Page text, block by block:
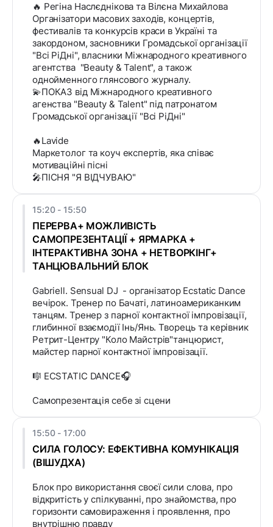
🔥 Регіна Наслєднікова та Вілєна Михайлова
Організатори масових заходів, концертів,
фестивалів та конкурсів краси в Україні та
закордоном, засновники Громадської організації
"Всі РіДні", власники Міжнародного креативного
агентства "Beauty & Talent", а також
однойменного глянсового журналу.
💫ПОКАЗ від Міжнародного креативного
агенства "Beauty & Talent" під патронатом
Громадської організації "Всі РіДні"
🔥Lavide
Маркетолог та коуч експертів, яка співає
мотиваційні пісні
🎤ПІСНЯ "Я ВІДЧУВАЮ"
15:20 - 15:50
ПЕРЕРВА+ МОЖЛИВІСТЬ
САМОПРЕЗЕНТАЦІЇ + ЯРМАРКА +
ІНТЕРАКТИВНА ЗОНА + НЕТВОРКІНГ+
ТАНЦЮВАЛЬНИЙ БЛОК
Gabriell. Sensual DJ - організатор Ecstatic Dance
вечірок. Тренер по Бачаті, латиноамериканким
танцям. Тренер з парної контактної імпровізації,
глибинної взаємодії Інь/Янь. Творець та керівник
Ретрит-Центру "Коло Майстрів"танцюрист,
майстер парної контактної імпровізації.
🎼 ECSTATIC DANCE🎧
Самопрезентація себе зі сцени
15:50 - 17:00
СИЛА ГОЛОСУ: ЕФЕКТИВНА КОМУНІКАЦІЯ
(ВІШУДХА)
Блок про використання своєї сили слова, про
відкритість у спілкуванні, про знайомства, про
горизонти самовираження і проявлення, про
внутрішню правду